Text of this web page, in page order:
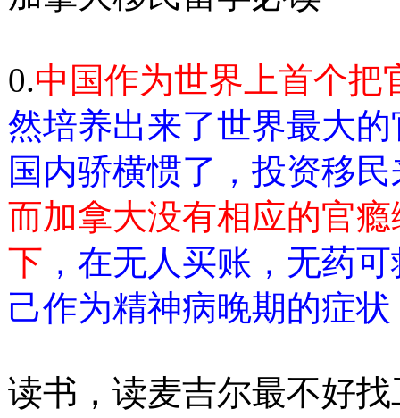
0.中国作为世界上首个把
然培养出来了世界最大
国内骄横惯了，投资移
而加拿大没有相应的官
下 ，在无人买账，无药
己作为精神病晚期的症状
读书，读麦吉尔最不好